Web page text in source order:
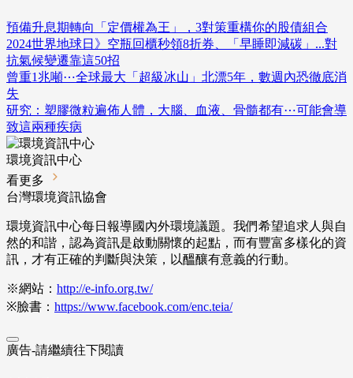
預備升息期轉向「定價權為王」，3對策重構你的股債組合
2024世界地球日》空瓶回櫃秒領8折券、「早睡即減碳」...對
抗氣候變遷靠這50招
曾重1兆噸⋯全球最大「超級冰山」北漂5年，數週內恐徹底消
失
研究：塑膠微粒遍佈人體，大腦、血液、骨髓都有⋯可能會導
致這兩種疾病
環境資訊中心
看更多
台灣環境資訊協會
環境資訊中心每日報導國內外環境議題。我們希望追求人與自
然的和諧，認為資訊是啟動關懷的起點，而有豐富多樣化的資
訊，才有正確的判斷與決策，以醞釀有意義的行動。
※網站： http://e-info.org.tw/
※臉書： https://www.facebook.com/enc.teia/
廣告-請繼續往下閱讀